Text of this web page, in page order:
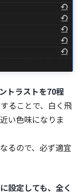
トラストを70程
ることで、白く飛
い色味になりま
るので、必ず適宜
に設定しても、全く